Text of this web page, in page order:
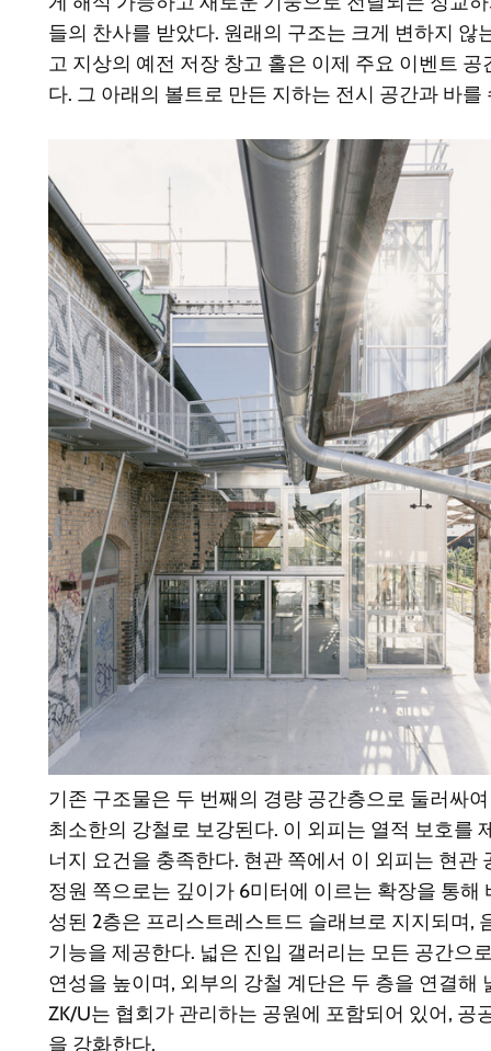
들의 찬사를 받았다. 원래의 구조는 크게 변하지 않
고 지상의 예전 저장 창고 홀은 이제 주요 이벤트
다. 그 아래의 볼트로 만든 지하는 전시 공간과 바를
기존 구조물은 두 번째의 경량 공간층으로 둘러싸
최소한의 강철로 보강된다. 이 외피는 열적 보호를
너지 요건을 충족한다. 현관 쪽에서 이 외피는 현관
정원 쪽으로는 깊이가 6미터에 이르는 확장을 통해
성된 2층은 프리스트레스트드 슬래브로 지지되며,
기능을 제공한다. 넓은 진입 갤러리는 모든 공간으
연성을 높이며, 외부의 강철 계단은 두 층을 연결해
ZK/U는 협회가 관리하는 공원에 포함되어 있어, 공
을 강화한다.